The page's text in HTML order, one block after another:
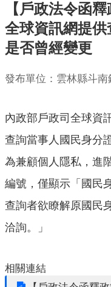
關
簡
介
民
人
統
計
最
新
消
公
【戶政法令函
全球資訊網提
是否曾經變更
發布單位：雲林縣斗
內政部戶政司全球資
查詢當事人國民身分
為兼顧個人隱私，進
編號，僅顯示「國民
查詢者欲瞭解原國民
洽詢。」
相關連結